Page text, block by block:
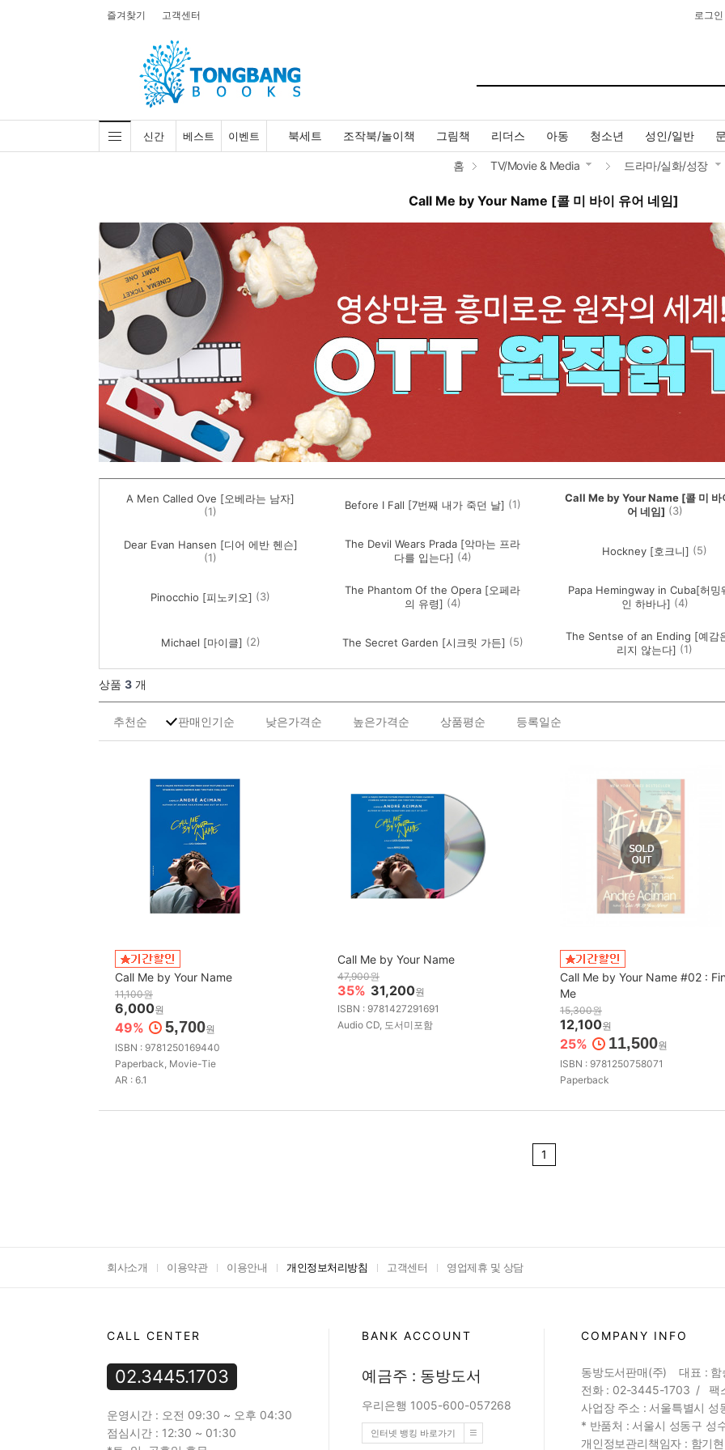
즐겨찾기 고객센터 로그인
신간 베스트 이벤트 북세트 조작북/놀이책 그림책 리더스 아동 청소년 성인/일반
홈 TV/Movie & Media 드라마/실화/성장
Call Me by Your Name [콜 미 바이 유어 네임]
A Men Called Ove [오베라는 남자]
(1)
Before I Fall [7번째 내가 죽던 날] (1)
Call Me by Your Name [콜 미 바
어 네임] (3)
Dear Evan Hansen [디어 에반 헨슨]
(1)
The Devil Wears Prada [악마는 프라
다를 입는다] (4) Hockney [호크니] (5)
Pinocchio [피노키오] (3)
The Phantom Of the Opera [오페라
의 유령] (4)
Papa Hemingway in Cuba[허밍
인 하바나] (4)
Michael [마이클] (2) The Secret Garden [시크릿 가든] (5)
The Sentse of an Ending [예감
리지 않는다] (1)
상품 3 개
추천순 판매인기순 낮은가격순 높은가격순 상품평순 등록일순
Call Me by Your Name
11,100원
6,000원
49% 5,700원
ISBN : 9781250169440
Paperback, Movie-Tie
AR : 6.1
Call Me by Your Name
47,900원
35% 31,200원
ISBN : 9781427291691
Audio CD, 도서미포함
Call Me by Your Name #02 :
Me
15,300원
12,100원
25% 11,500원
ISBN : 9781250758071
Paperback
1
회사소개 이용약관 이용안내 개인정보처리방침 고객센터 영업제휴 및 상담
CALL CENTER
02.3445.1703
운영시간 : 오전 09:30 ~ 오후 04:30
점심시간 : 12:30 ~ 01:30
BANK ACCOUNT
예금주 : 동방도서
우리은행 1005-600-057268
인터넷 뱅킹 바로가기
COMPANY INFO
동방도서판매(주) 대표 : 함
전화 : 02-3445-1703 / 팩
사업장 주소 : 서울특별시
* 반품처 : 서울시 성동구 성
개인정보관리책임자 : 함기